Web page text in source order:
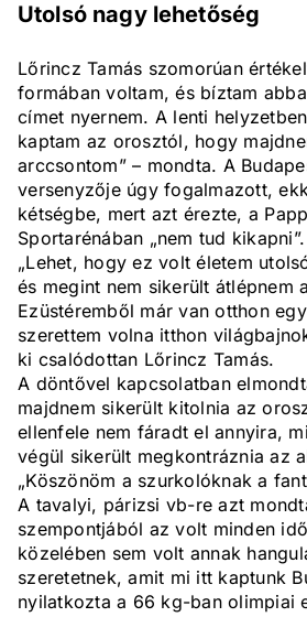
Utolsó nagy lehetőség
Lőrincz Tamás szomorúan
formában voltam, és bíztam
címet nyernem. A lenti
kaptam az orosztól, hogy
arccsontom” – mondta. A
versenyzője úgy fogalmazott,
kétségbe, mert azt érezte, a
Sportarénában „nem tud kikapni”.
„Lehet, hogy ez volt életem
és megint nem sikerült átlépnem
Ezüstéremből már van otthon
szerettem volna itthon
ki csalódottan Lőrincz Tamás.
A döntővel kapcsolatban
majdnem sikerült kitolnia az
ellenfele nem fáradt el annyira,
végül sikerült megkontráznia az
„Köszönöm a szurkolóknak a
A tavalyi, párizsi vb-re azt
szempontjából az volt minden
közelében sem volt annak
szeretetnek, amit mi itt kaptunk
nyilatkozta a 66 kg-ban olimpiai